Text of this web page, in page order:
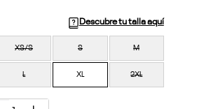
Descubre tu talla aquí
XS/S S M
L XL 2XL